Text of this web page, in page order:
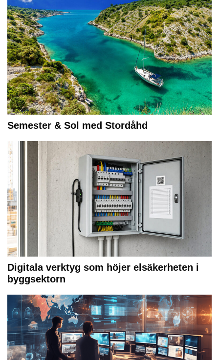
Semester & Sol med Stordåhd
Digitala verktyg som höjer elsäkerheten i
byggsektorn